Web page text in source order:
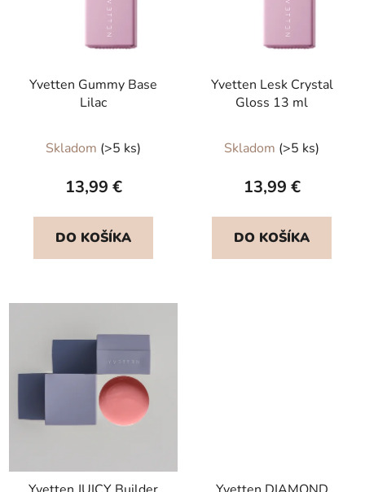
Yvetten Gummy Base
Lilac
hodnotenie
produktu
5,0
z
Skladom (>5 ks)
13,99 €
DO KOŠÍKA
Yvetten Lesk Crystal
Gloss 13 ml
hodnotenie
produktu
5,0
z
Skladom (>5 ks)
13,99 €
DO KOŠÍKA